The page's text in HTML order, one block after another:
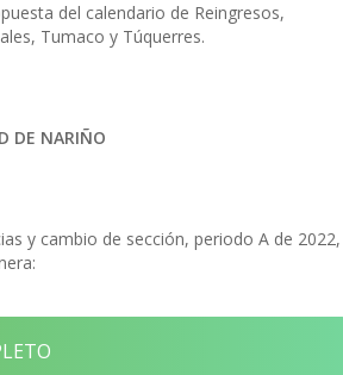
del calendario de Reingresos,
Tumaco y Túquerres.
DE NARIÑO
y cambio de sección, periodo A de 2022,